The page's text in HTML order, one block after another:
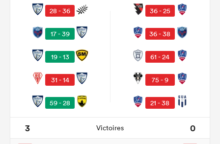
28 - 36
17 - 39
19 - 13
31 - 14
59 - 28
36 - 25
36 - 38
61 - 24
75 - 9
21 - 38
3 Victoires 0